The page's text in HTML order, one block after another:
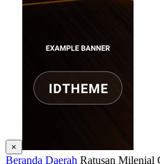
×
Beranda Daerah Ratusan Milenial